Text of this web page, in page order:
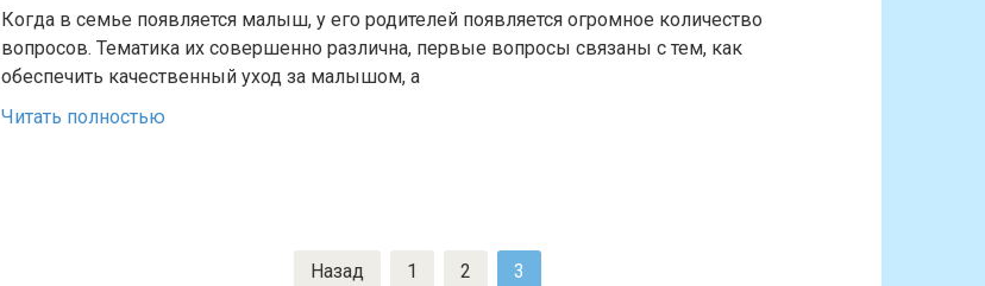
Когда в семье появляется малыш, у его родителей появляется огромное количество
вопросов. Тематика их совершенно различна, первые вопросы связаны с тем, как
обеспечить качественный уход за малышом, а
Читать полностью
Назад 1 2 3